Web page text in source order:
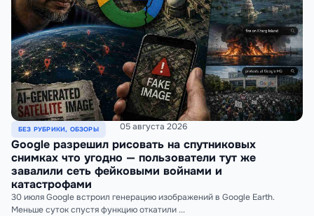
БЕЗ РУБРИКИ, ОБЗОРЫ 05 августа 2026
Google разрешил рисовать на спутниковых
снимках что угодно — пользователи тут же
завалили сеть фейковыми войнами и
катастрофами
30 июля Google встроил генерацию изображений в Google Earth.
Меньше суток спустя функцию откатили ...